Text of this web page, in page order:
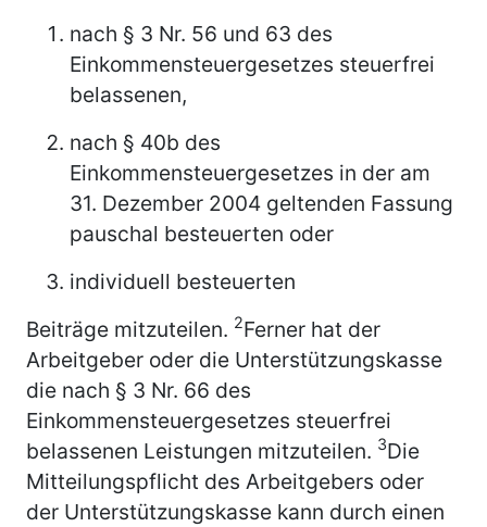
nach § 3 Nr. 56 und 63 des
Einkommensteuergesetzes steuerfrei
belassenen,
nach § 40b des
Einkommensteuergesetzes in der am
31. Dezember 2004 geltenden Fassung
pauschal besteuerten oder
individuell besteuerten
Beiträge mitzuteilen. 2Ferner hat der
Arbeitgeber oder die Unterstützungskasse
die nach § 3 Nr. 66 des
Einkommensteuergesetzes steuerfrei
belassenen Leistungen mitzuteilen. 3Die
Mitteilungspflicht des Arbeitgebers oder
der Unterstützungskasse kann durch einen